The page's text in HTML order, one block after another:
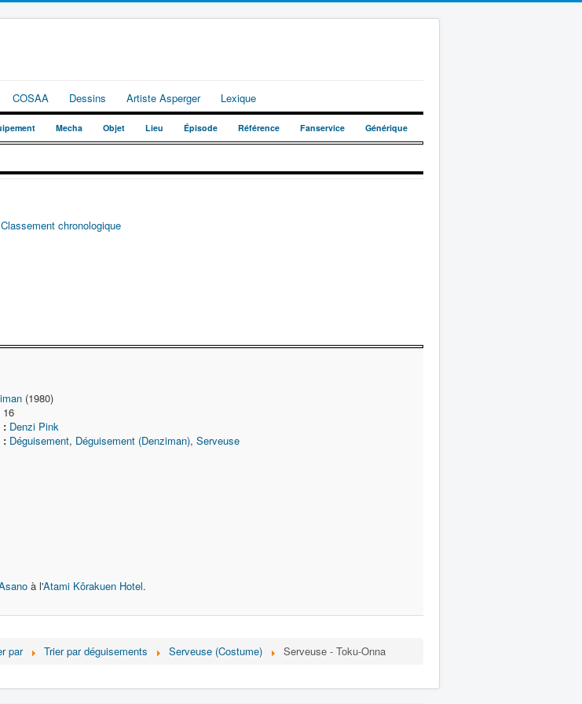
COSAA Dessins Artiste Asperger Lexique
Mecha Objet Lieu Épisode Référence Fanservice Générique
Classement chronologique
(1980)
16
: Denzi Pink
: Déguisement, Déguisement (Denziman),Serveuse
à l'Atami Kôrakuen Hotel.
par Trier par déguisements Serveuse (Costume) Serveuse - Toku-Onna